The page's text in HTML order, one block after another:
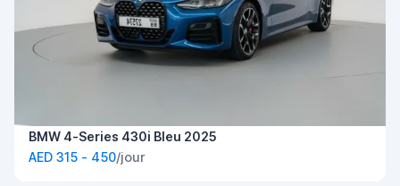
BMW 4-Series 430i Bleu 2025
AED 315 - 450/jour